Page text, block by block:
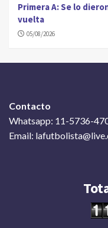
Primera A: Se lo
vuelta
05/08/2026
Contacto
Whatsapp: 11-5736-
Email: